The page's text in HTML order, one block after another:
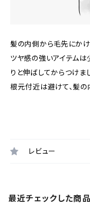
髪の内側から毛先にかけ
ツヤ感の強いアイテムは
りと伸ばしてからつけまし
根元付近は避けて、髪の
レビュー
最近チェックした商品